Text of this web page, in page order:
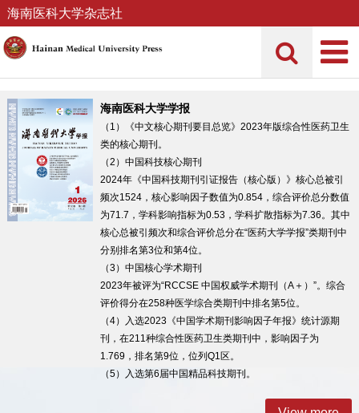
海南医科大学杂志社
海南医科大学学报
（1）《中文核心期刊要目总览》2023年版综合性医药卫生
类的核心期刊。
（2）中国科技核心期刊
2024年《中国科技期刊引证报告（核心版）》核心总被引
频次1524，核心影响因子数值为0.854，综合评价总分数值
为71.7，学科影响指标为0.53，学科扩散指标为7.36。其中
核心总被引频次和综合评价总分在“医药大学学报”类期刊中
分别排名第3位和第4位。
（3）中国核心学术期刊
2023年被评为“RCCSE 中国权威学术期刊（A＋）”。综合
评价得分在258种医学综合类期刊中排名第5位。
（4）入选2023《中国学术期刊影响因子年报》统计源期
刊，在211种综合性医药卫生类期刊中，影响因子为
1.769，排名第9位，位列Q1区。
（5）入选第6届中国精品科技期刊。